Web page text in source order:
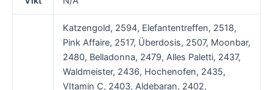
Katzengold, 2594, Elefantentreffen, 2518,
Pink Affaire, 2517, Überdosis, 2507, Moonbar,
2480, Belladonna, 2479, Alles Paletti, 2437,
Waldmeister, 2436, Hochenofen, 2435,
VItamin C, 2403, Aldebaran, 2402,